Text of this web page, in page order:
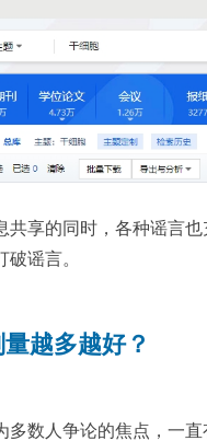
共享的同时，各种谣言
谣言。
越多越好？
数人争论的焦点，一